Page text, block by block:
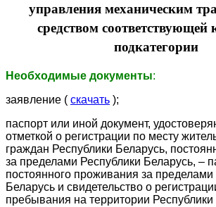
управления механическим
средством соответствующей
подкатегории
Необходимые документы:
заявление ( скачать );
паспорт или иной документ,
отметкой о регистрации по месту
граждан Республики Беларусь,
за пределами Республики Беларусь, –
постоянного проживания за пределами
Беларусь и свидетельство о
пребывания на территории Республики